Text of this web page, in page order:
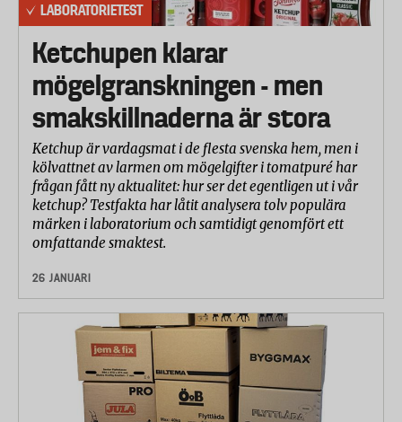
LABORATORIETEST
Ketchupen klarar
mögelgranskningen - men
smakskillnaderna är stora
Ketchup är vardagsmat i de flesta svenska hem, men i
kölvattnet av larmen om mögelgifter i tomatpuré har
frågan fått ny aktualitet: hur ser det egentligen ut i vår
ketchup? Testfakta har låtit analysera tolv populära
märken i laboratorium och samtidigt genomfört ett
omfattande smaktest.
26 JANUARI